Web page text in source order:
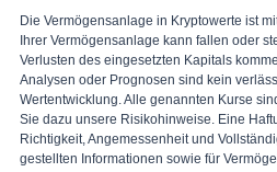
Die Vermögensanlage in Kryptowerte ist
Ihrer Vermögensanlage kann fallen oder
Verlusten des eingesetzten Kapitals
Analysen oder Prognosen sind kein
Wertentwicklung. Alle genannten Kurse
Sie dazu unsere Risikohinweise. Eine
Richtigkeit, Angemessenheit und
gestellten Informationen sowie für